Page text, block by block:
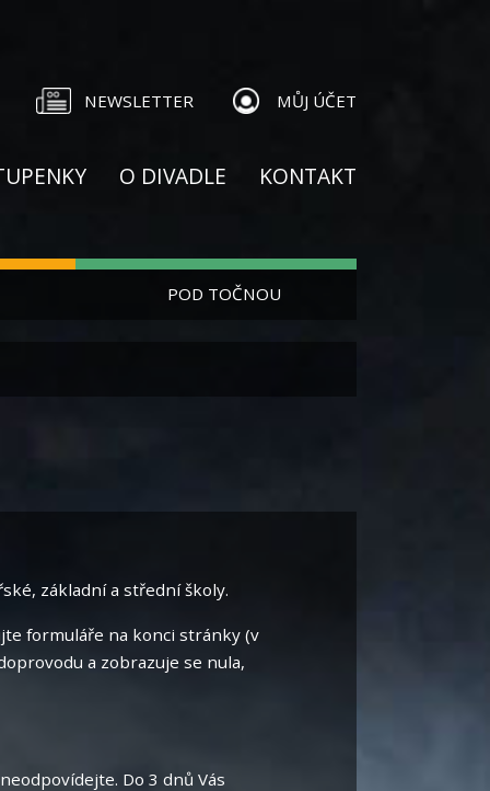
NEWSLETTER MŮJ ÚČET
O DIVADLE KONTAKT
POD TOČNOU
základní a střední školy.
formuláře na konci stránky (v
a zobrazuje se nula,
Do 3 dnů Vás